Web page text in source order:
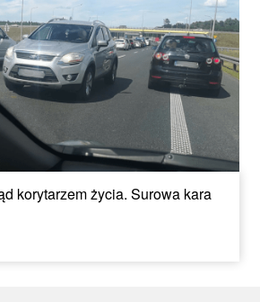
korytarzem życia. Surowa kara